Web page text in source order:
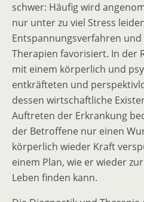
schwer: Häufig wird
nur unter zu viel Stress
Entspannungsverfahren
Therapien favorisiert. In der
mit einem körperlich und
entkräfteten und
dessen wirtschaftliche
Auftreten der Erkrankung
der Betroffene nur einen
körperlich wieder Kraft
einem Plan, wie er wieder
Leben finden kann.